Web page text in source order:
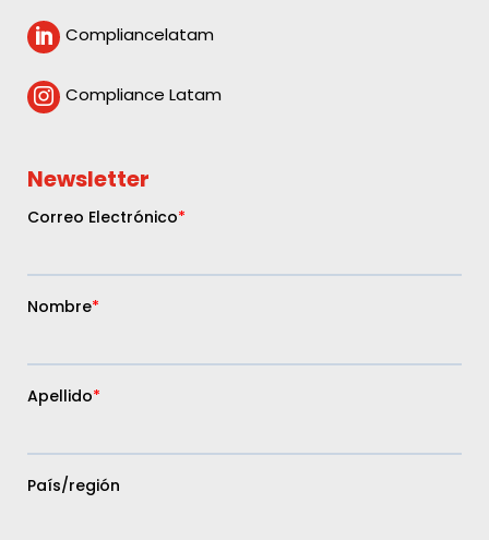
 Compliancelatam
 Compliance Latam
Newsletter